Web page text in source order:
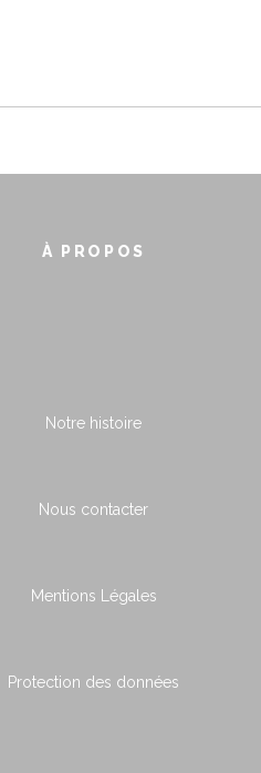
À PROPOS
Notre histoire
Nous contacter
Mentions Légales
Protection des données